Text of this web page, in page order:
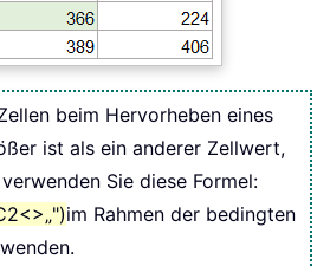
beim Hervorheben eines
ist als ein anderer Zellwert,
Sie diese Formel:
im Rahmen der bedingten